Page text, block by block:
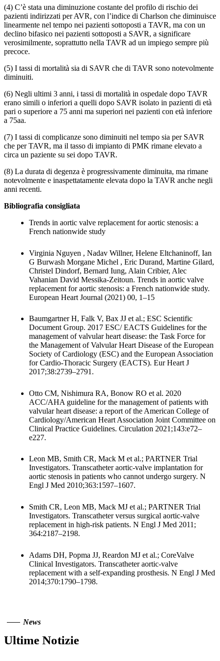
(4) C’è stata una diminuzione costante del profilo di rischio dei
pazienti indirizzati per AVR, con l’indice di Charlson che diminuisce
linearmente nel tempo nei pazienti sottoposti a TAVR, ma con un
declino bifasico nei pazienti sottoposti a SAVR, a significare
verosimilmente, soprattutto nella TAVR ad un impiego sempre più
precoce.
(5) I tassi di mortalità sia di SAVR che di TAVR sono notevolmente
diminuiti.
(6) Negli ultimi 3 anni, i tassi di mortalità in ospedale dopo TAVR
erano simili o inferiori a quelli dopo SAVR isolato in pazienti di età
pari o superiore a 75 anni ma superiori nei pazienti con età inferiore
a 75aa.
(7) I tassi di complicanze sono diminuiti nel tempo sia per SAVR
che per TAVR, ma il tasso di impianto di PMK rimane elevato a
circa un paziente su sei dopo TAVR.
(8) La durata di degenza è progressivamente diminuita, ma rimane
notevolmente e inaspettatamente elevata dopo la TAVR anche negli
anni recenti.
Bibliografia consigliata
Trends in aortic valve replacement for aortic stenosis: a
French nationwide study
Virginia Nguyen , Nadav Willner, Helene Eltchaninoff, Ian
G Burwash Morgane Michel , Eric Durand, Martine Gilard,
Christel Dindorf, Bernard Iung, Alain Cribier, Alec
Vahanian David Messika-Zeitoun. Trends in aortic valve
replacement for aortic stenosis: a French nationwide study.
European Heart Journal (2021) 00, 1–15
Baumgartner H, Falk V, Bax JJ et al.; ESC Scientific
Document Group. 2017 ESC/ EACTS Guidelines for the
management of valvular heart disease: the Task Force for
the Management of Valvular Heart Disease of the European
Society of Cardiology (ESC) and the European Association
for Cardio-Thoracic Surgery (EACTS). Eur Heart J
2017;38:2739–2791.
Otto CM, Nishimura RA, Bonow RO et al. 2020
ACC/AHA guideline for the management of patients with
valvular heart disease: a report of the American College of
Cardiology/American Heart Association Joint Committee on
Clinical Practice Guidelines. Circulation 2021;143:e72–
e227.
Leon MB, Smith CR, Mack M et al.; PARTNER Trial
Investigators. Transcatheter aortic-valve implantation for
aortic stenosis in patients who cannot undergo surgery. N
Engl J Med 2010;363:1597–1607.
Smith CR, Leon MB, Mack MJ et al.; PARTNER Trial
Investigators. Transcatheter versus surgical aortic-valve
replacement in high-risk patients. N Engl J Med 2011;
364:2187–2198.
Adams DH, Popma JJ, Reardon MJ et al.; CoreValve
Clinical Investigators. Transcatheter aortic-valve
replacement with a self-expanding prosthesis. N Engl J Med
2014;370:1790–1798.
News
Ultime Notizie